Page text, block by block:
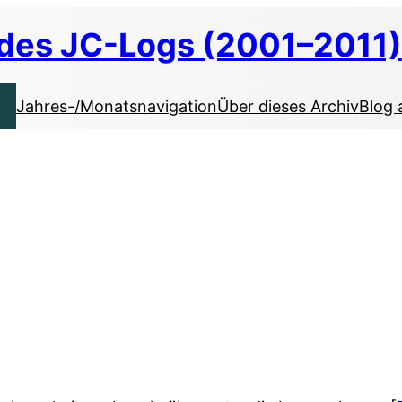
JC-Logs (2001–2011)
Jahres-/MonatsnavigationÜber dieses ArchivBlog